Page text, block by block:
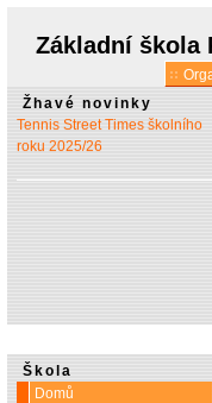
Základní škola
Žhavé novinky
* 13. 5.:Vyšlo 6. číslo časopisu
Tennis Street Times školního
roku 2025/26
Škola
Domů